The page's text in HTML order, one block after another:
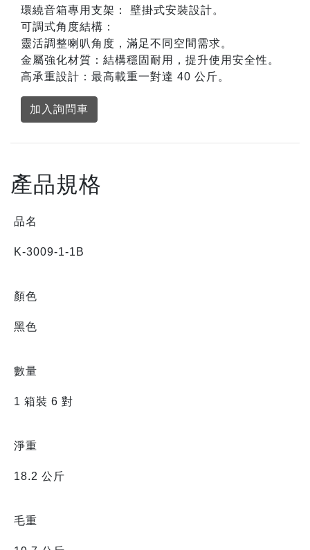
環繞音箱專用支架： 壁掛式安裝設計。
可調式角度結構：
靈活調整喇叭角度，滿足不同空間需求。
金屬強化材質：結構穩固耐用，提升使用安全性。
高承重設計：最高載重一對達 40 公斤。
加入詢問車
產品規格
品名
K-3009-1-1B
顏色
黑色
數量
1 箱裝 6 對
淨重
18.2 公斤
毛重